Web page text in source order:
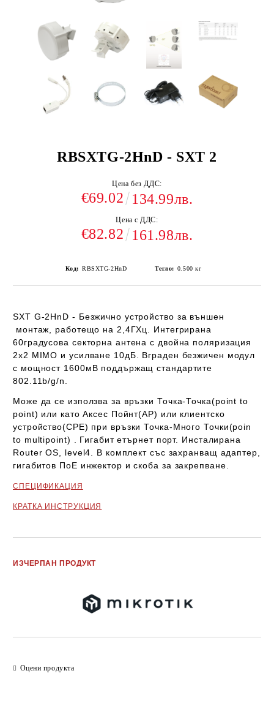
RBSXTG-2HnD - SXT 2
Цена без ДДС:
€69.02 134.99лв.
Цена с ДДС:
€82.82 161.98лв.
Код: RBSXTG-2HnD Тегло: 0.500 кг
SXT G-2HnD - Безжично устройство за външен
монтаж, работещо на 2,4ГХц. Интегрирана
60градусова секторна антена с двойна поляризация
2x2 MIMO и усилване 10дБ. Вграден безжичен модул
с мощност 1600мВ поддържащ стандартите
802.11b/g/n.
Може да се използва за връзки Точка-Точка(point to
point) или като Аксес Пойнт(АР) или клиентско
устройство(CPE) при връзки Точка-Много Точки(poin
to multipoint) . Гигабит етърнет порт. Инсталирана
Router OS, level4. В комплект със захранващ адаптер,
гигабитов ПоЕ инжектор и скоба за закрепване.
СПЕЦИФИКАЦИЯ
КРАТКА ИНСТРУКЦИЯ
ИЗЧЕРПАН ПРОДУКТ
Оцени продукта